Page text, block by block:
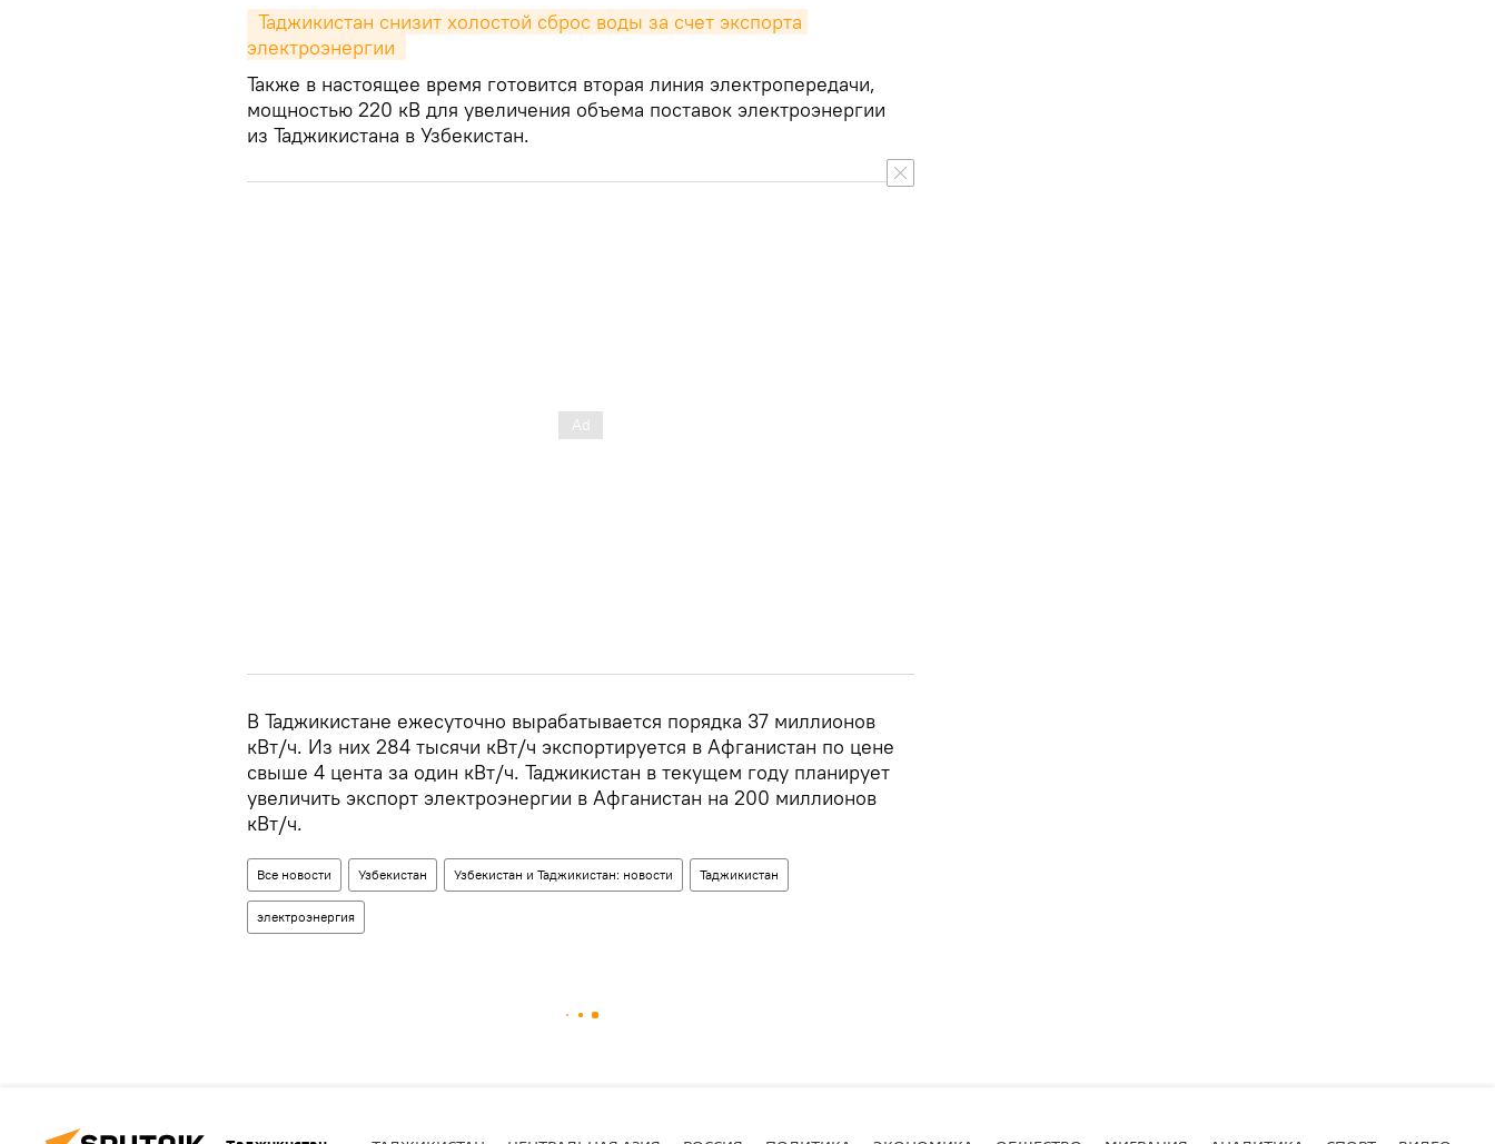
электроэнергии
Также в настоящее время готовится вторая линия электропередачи,
мощностью 220 кВ для увеличения объема поставок электроэнергии
из Таджикистана в Узбекистан.
В Таджикистане ежесуточно вырабатывается порядка 37 миллионов
кВт/ч. Из них 284 тысячи кВт/ч экспортируется в Афганистан по цене
свыше 4 цента за один кВт/ч. Таджикистан в текущем году планирует
увеличить экспорт электроэнергии в Афганистан на 200 миллионов
кВт/ч.
Все новости Узбекистан Узбекистан и Таджикистан: новости Таджикистан
электроэнергия